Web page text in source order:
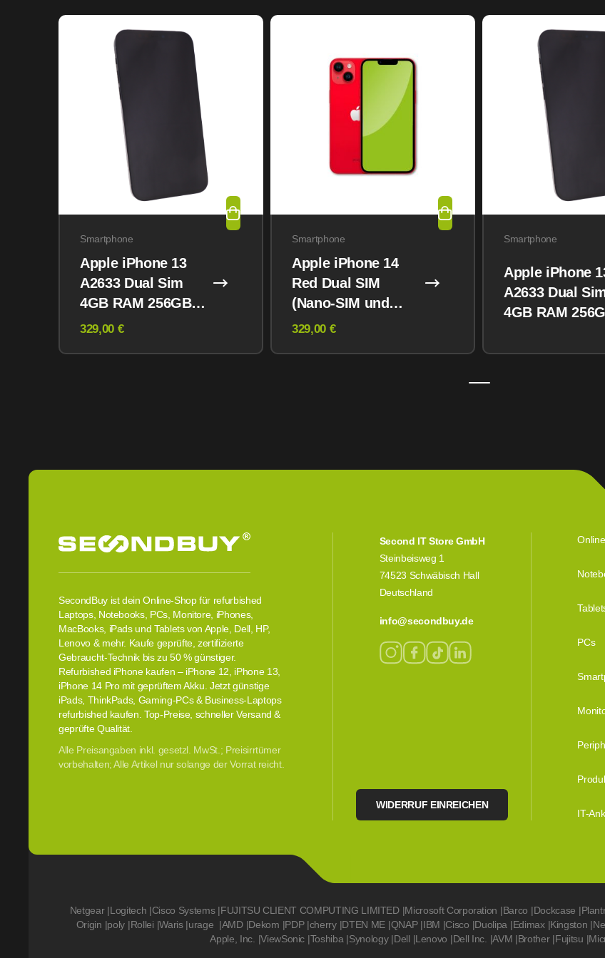
Smartphone
Apple iPhone 13
A2633 Dual Sim
4GB RAM 256GB
Midnight
329,00 €
Smartphone
Apple iPhone 14
Red Dual SIM
(Nano-SIM und
eSIM) 128GB
329,00 €
Smartphone
Apple iPhone
A2633 Dual
4GB RAM
SecondBuy ist dein Online-Shop für refurbished
Laptops, Notebooks, PCs, Monitore, iPhones,
MacBooks, iPads und Tablets von Apple, Dell, HP,
Lenovo & mehr. Kaufe geprüfte, zertifizierte
Gebraucht-Technik bis zu 50 % günstiger.
Refurbished iPhone kaufen – iPhone 12, iPhone 13,
iPhone 14 Pro mit geprüftem Akku. Jetzt günstige
iPads, ThinkPads, Gaming-PCs & Business-Laptops
refurbished kaufen. Top-Preise, schneller Versand &
geprüfte Qualität.
Alle Preisangaben inkl. gesetzl. MwSt.; Preisirrtümer
vorbehalten; Alle Artikel nur solange der Vorrat reicht.
Second IT Store GmbH
Steinbeisweg 1
74523 Schwäbisch Hall
Deutschland
info@secondbuy.de
WIDERRUF EINREICHEN
PCs
IT-
Netgear |Logitech |Cisco Systems |FUJITSU CLIENT COMPUTING LIMITED |Microsoft Corporation |Barco |Dockcase |
Origin |poly |Rollei |Waris |urage |AMD |Dekom |PDP |cherry |DTEN ME |QNAP |IBM |Cisco |Duolipa |Edimax |Kingston |
Apple, Inc. |ViewSonic |Toshiba |Synology |Dell |Lenovo |Dell Inc. |AVM |Brother |Fujitsu |